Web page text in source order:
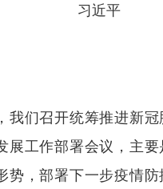
习近平
们召开统筹推进新冠
展工作部署会议，主
势，部署下一步疫情